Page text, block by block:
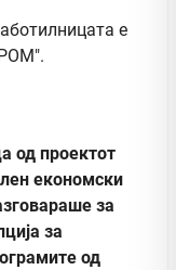
е
од проектот
економски
за
за
од